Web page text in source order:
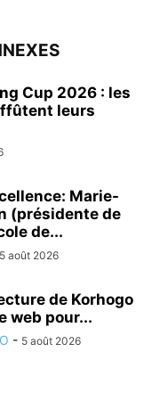
Cup 2026 : les
leurs
Marie-
(présidente de
de...
5 août 2026
de Korhogo
web pour...
- 5 août 2026